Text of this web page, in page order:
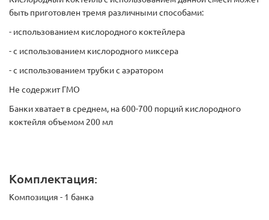
быть приготовлен тремя различными способами:
- использованием кислородного коктейлера
- с использованием кислородного миксера
- с использованием трубки с аэратором
Не содержит ГМО
Банки хватает в среднем, на 600-700 порций кислородного
коктейля объемом 200 мл
Комплектация:
Композиция - 1 банка